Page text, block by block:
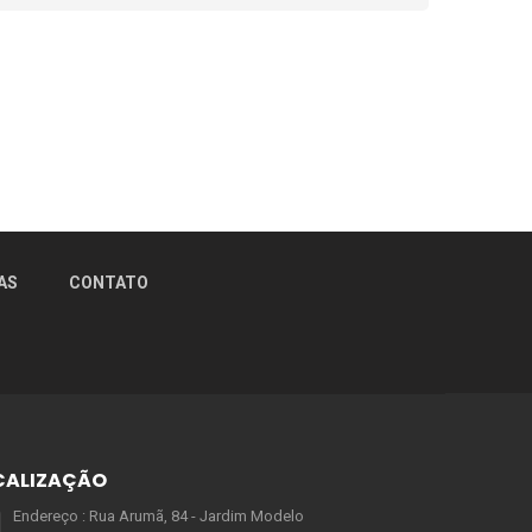
CONTATO
Endereço : Rua Arumã, 84 - Jardim Modelo